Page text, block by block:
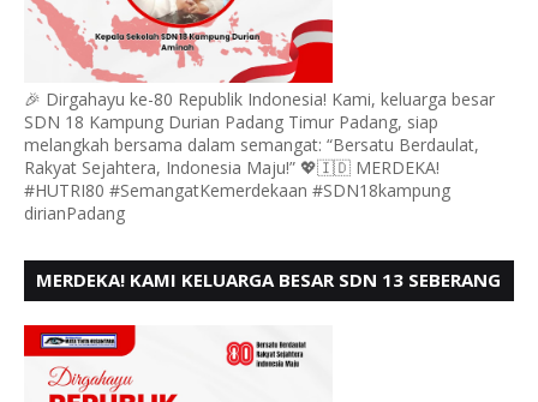
🎉 Dirgahayu ke-80 Republik Indonesia! Kami, keluarga besar
SDN 18 Kampung Durian Padang Timur Padang, siap
melangkah bersama dalam semangat: “Bersatu Berdaulat,
Rakyat Sejahtera, Indonesia Maju!” 💖🇮🇩 MERDEKA!
#HUTRI80 #SemangatKemerdekaan #SDN18kampung
dirianPadang
MERDEKA! KAMI KELUARGA BESAR SDN 13 SEBERANG